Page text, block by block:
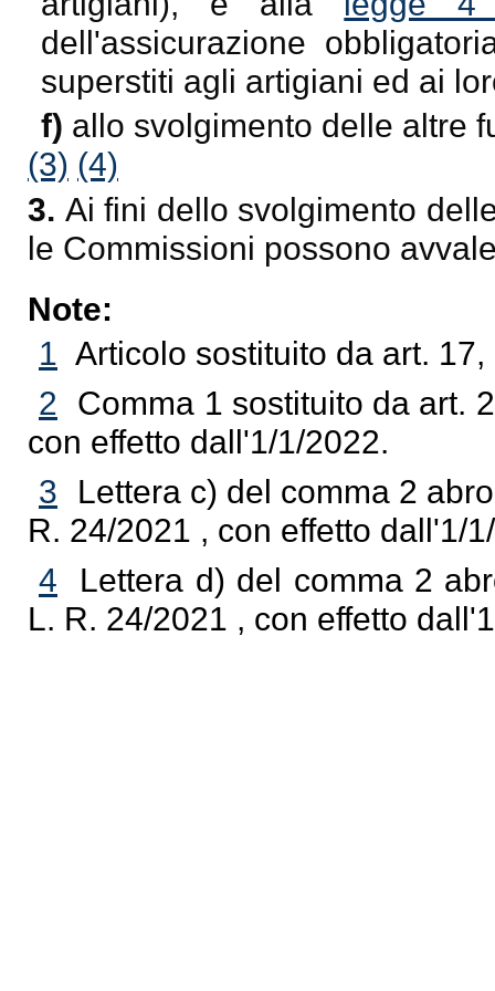
dell'assicurazione
superstiti agli artigiani ed ai
f) allo svolgimento delle altre
(3) (4)
3. Ai fini dello svolgimento
le Commissioni possono
Note:
1 Articolo sostituito da art.
2 Comma 1 sostituito da art.
con effetto dall'1/1/2022.
3
Lettera c) del comma 2
R. 24/2021 , con effetto dall'1/
4
Lettera d) del comma 2
L. R. 24/2021 , con effetto